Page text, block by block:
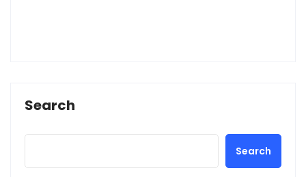
Search
Search